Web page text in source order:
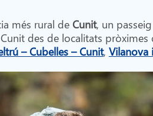
més rural deCunit, un
des de localitats pròximes
– Cubelles – Cunit, Vilanova